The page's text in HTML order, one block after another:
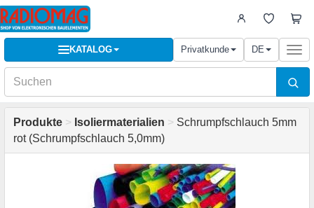
KATALOG Privatkunde DE
Produkte > Isoliermaterialien > Schrumpfschlauch 5mm
rot (Schrumpfschlauch 5,0mm)